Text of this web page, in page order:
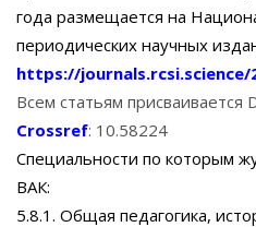
года размещается на
периодических научных
https://journals.rcsi.science/
Всем статьям присваивается
Crossref: 10.58224
Специальности по которым
ВАК:
5.8.1. Общая педагогика,